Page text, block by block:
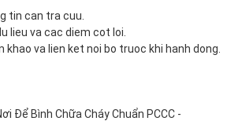
tin can tra cuu.
lieu va cac diem cot loi.
khao va lien ket noi bo truoc khi hanh dong.
Để Bình Chữa Cháy Chuẩn PCCC -